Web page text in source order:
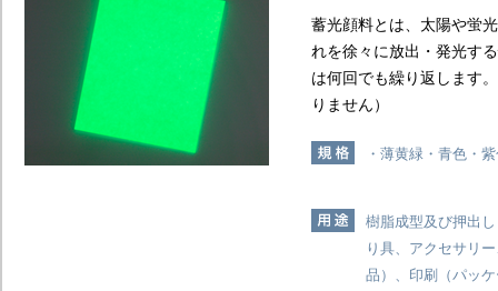
蓄光顔料とは、太陽や蛍
れを徐々に放出・発光す
は何回でも繰り返します
りません）
・薄黄緑・青色・
樹脂成型及び押出
り具、アクセサリ
品）、印刷（パッ